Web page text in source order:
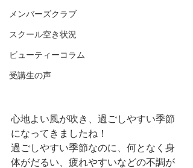
メンバーズクラブ
スクール空き状況
ビューティーコラム
受講生の声
心地よい風が吹き、過ごしやすい季節
になってきましたね！
過ごしやすい季節なのに、何となく身
体がだるい、疲れやすいなどの不調が